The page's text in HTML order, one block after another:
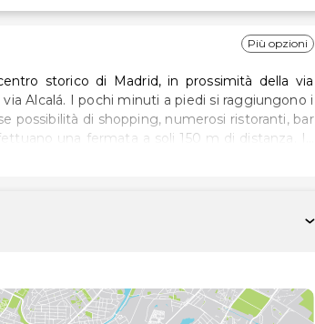
Più opzioni
storico di Madrid, in prossimità della via
Alcalá. I pochi minuti a piedi si raggiungono i
possibilità di shopping, numerosi ristoranti, bar
una fermata a soli 150 m di distanza. In
a circa 2,5 km (20 minuti a piedi).Costruito
e 3 parcheggi pubblici (a 150 m di distanza).
a Internet.Le camere sono confortevoli e
cosmetico, telefono con linea diretta,
inoltre dotate di minibar, aria condizionata,